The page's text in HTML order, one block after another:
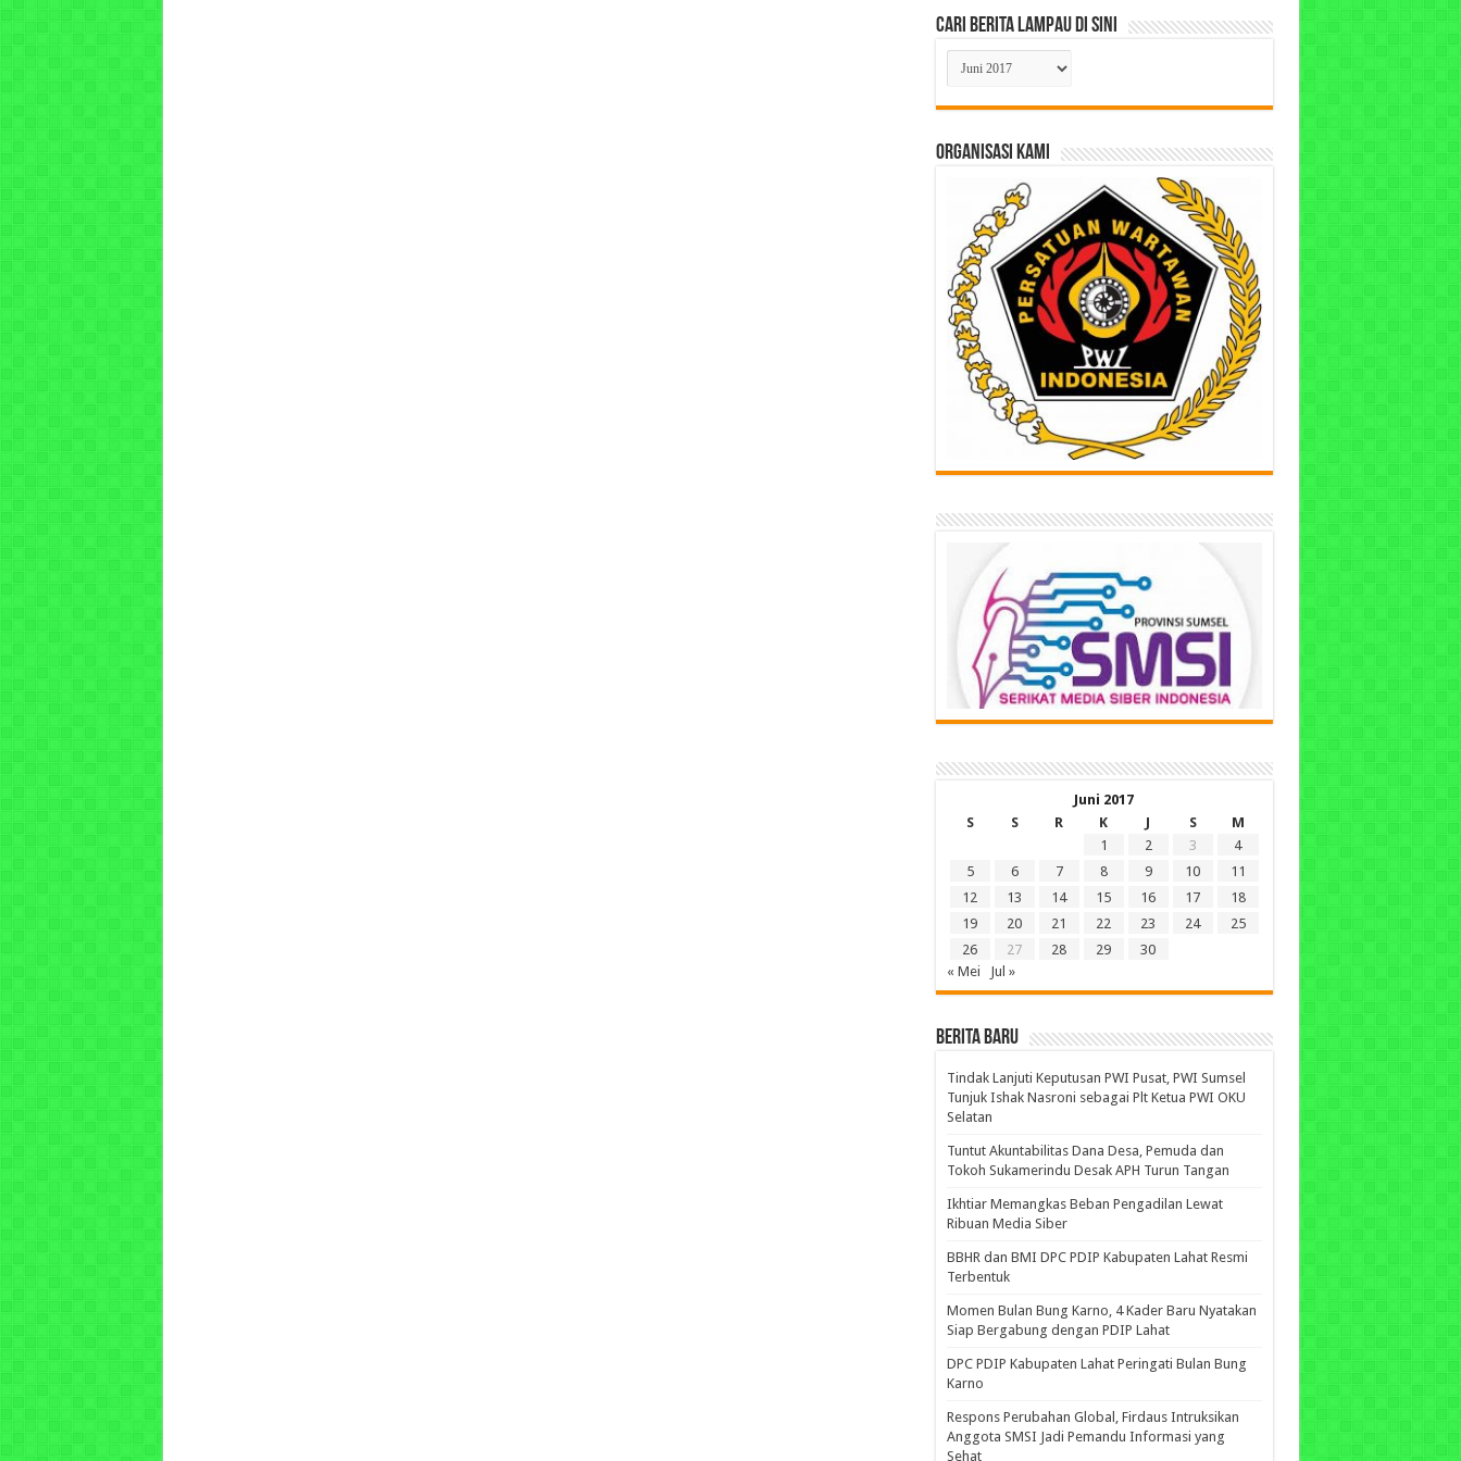
Cari Berita Lampau di Sini
Cari
Berita
Lampau
di
ORGANISASI KAMI
Juni 2017
S
S R K J S
M
1
2 3
4
5
6 7 8 9 10
11
12
13 14 15 16 17
18
19
20 21 22 23 24
25
26
27 28 29
30
« Mei
Jul »
BERITA BARU
Tindak Lanjuti Keputusan PWI Pusat, PWI Sumsel
Tunjuk Ishak Nasroni sebagai Plt Ketua PWI OKU
Selatan
Tuntut Akuntabilitas Dana Desa, Pemuda dan
Tokoh Sukamerindu Desak APH Turun Tangan
Ikhtiar Memangkas Beban Pengadilan Lewat
Ribuan Media Siber
BBHR dan BMI DPC PDIP Kabupaten Lahat Resmi
Terbentuk
Momen Bulan Bung Karno, 4 Kader Baru Nyatakan
Siap Bergabung dengan PDIP Lahat
DPC PDIP Kabupaten Lahat Peringati Bulan Bung
Karno
Respons Perubahan Global, Firdaus Intruksikan
Anggota SMSI Jadi Pemandu Informasi yang
Sehat